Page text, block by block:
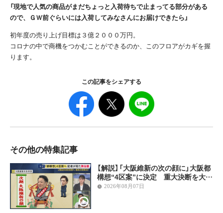
「現地で人気の商品がまだちょっと入荷待ちで止まってる部分がある
ので、ＧＷ前ぐらいには入荷してみなさんにお届けできたら」
初年度の売り上げ目標は３億２０００万円。
コロナの中で商機をつかむことができるのか、このフロアがカギを握
ります。
この記事をシェアする
その他の特集記事
【解説】「大阪維新の次の顔に」大阪都
構想“4区案”に決定 重大決断を大…
2026年08月07日